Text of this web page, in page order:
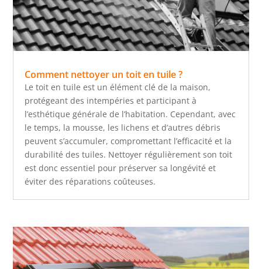
Comment nettoyer un toit en tuile ?
Le toit en tuile est un élément clé de la maison,
protégeant des intempéries et participant à
l’esthétique générale de l’habitation. Cependant, avec
le temps, la mousse, les lichens et d’autres débris
peuvent s’accumuler, compromettant l’efficacité et la
durabilité des tuiles. Nettoyer régulièrement son toit
est donc essentiel pour préserver sa longévité et
éviter des réparations coûteuses.